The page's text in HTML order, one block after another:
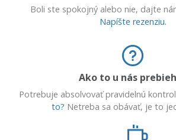
Boli ste spokojný alebo nie, dajte
Napíšte rezenziu.
Ako to u nás
Potrebuje absolvovať pravidelnú
to? Netreba sa obávať, je to